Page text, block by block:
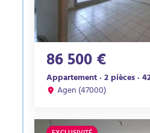
86 500 €
Appartement · 2 pièces ·
Agen (47000)